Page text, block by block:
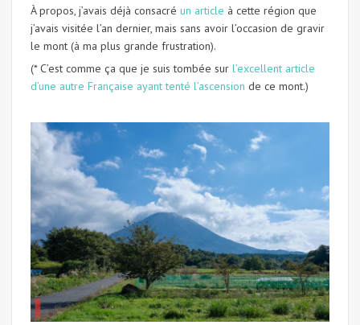
À propos, j’avais déjà consacré un article à cette région que
j’avais visitée l’an dernier, mais sans avoir l’occasion de gravir
le mont (à ma plus grande frustration).
(* C’est comme ça que je suis tombée sur l’excellent article
d’une autre Française ayant tenté l’ascension de ce mont.)